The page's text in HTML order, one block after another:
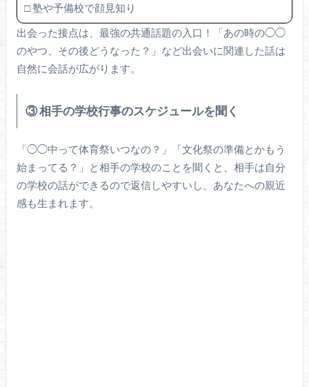
□ 塾や予備校で顔見知り
出会った接点は、最強の共通話題の入口！「あの時の◯◯
のやつ、その後どうなった？」など出会いに関連した話は
自然に会話が広がります。
③ 相手の学校行事のスケジュールを聞く
「◯◯中って体育祭いつなの？」「文化祭の準備とかもう
始まってる？」と相手の学校のことを聞くと、相手は自分
の学校の話ができるので返信しやすいし、あなたへの親近
感も生まれます。